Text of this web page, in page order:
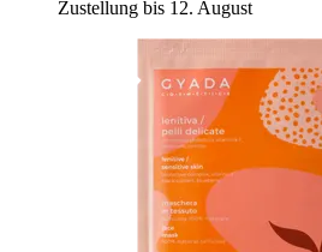
Zustellung bis 12. August